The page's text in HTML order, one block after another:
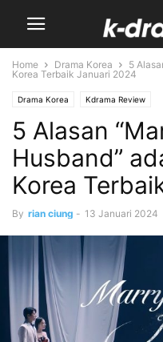
Home Drama Korea
5
Korea Terbaik Januari 2024
Drama Korea Kdrama Review
5 Alasan
Husband”
Korea
By rian ciung - 13 Januari 2024